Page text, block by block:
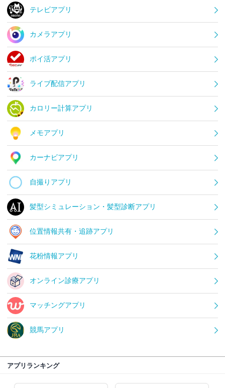
テレビアプリ
カメラアプリ
ポイ活アプリ
ライブ配信アプリ
カロリー計算アプリ
メモアプリ
カーナビアプリ
自撮りアプリ
髪型シミュレーション・髪型診断アプリ
位置情報共有・追跡アプリ
花粉情報アプリ
オンライン診療アプリ
マッチングアプリ
競馬アプリ
アプリランキング